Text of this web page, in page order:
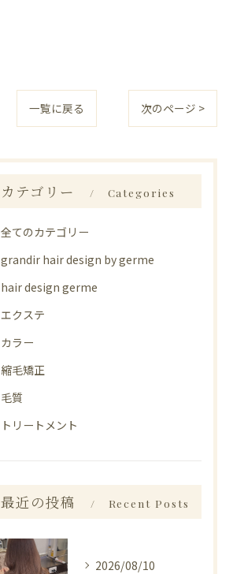
一覧に戻る 次のページ >
カテゴリー Categories
全てのカテゴリー
grandir hair design by germe
hair design germe
エクステ
カラー
縮毛矯正
毛質
トリートメント
最近の投稿 Recent Posts
2026/08/10